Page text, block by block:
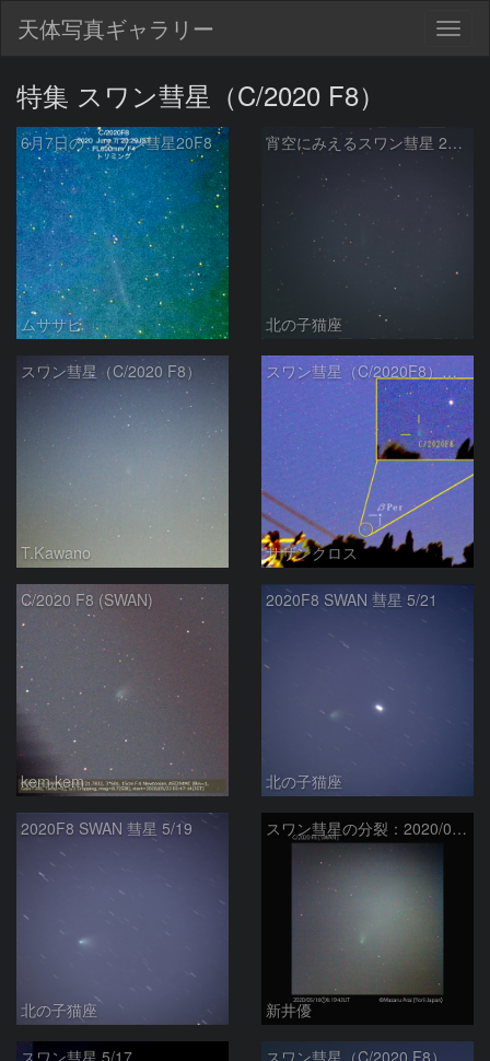
天体写真ギャラリー
特集 スワン彗星（C/2020 F8）
6月7日の スワン彗星20F8
ムササビ
宵空にみえるスワン彗星 2020F8 5/30
北の子猫座
スワン彗星（C/2020 F8）
T.Kawano
スワン彗星（C/2020F8） 5月21日 200mm
サザンクロス
C/2020 F8 (SWAN)
kem.kem
2020F8 SWAN 彗星 5/21
北の子猫座
2020F8 SWAN 彗星 5/19
北の子猫座
スワン彗星の分裂：2020/05/17
新井優
スワン彗星 5/17 スワン彗星（C/2020 F8）